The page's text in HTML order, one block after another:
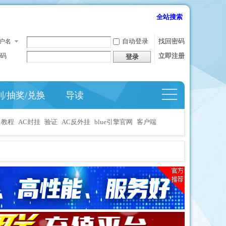
全站搜索
名 自动登录
找回密码
登录 立即注册
/抽奖/兑换 导读
教程 AC封挂 验证 AC反外挂 blue引擎官网 客户端